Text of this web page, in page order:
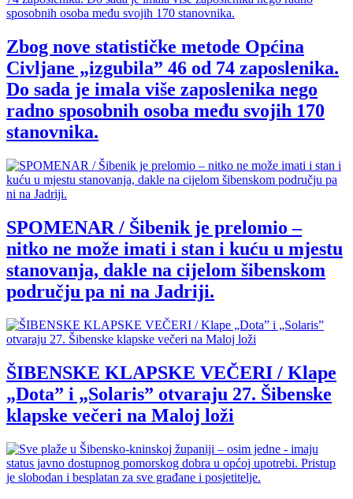
Zbog nove statističke metode Općina
Civljane „izgubila” 46 od 74 zaposlenika.
Do sada je imala više zaposlenika nego
radno sposobnih osoba među svojih 170
stanovnika.
SPOMENAR / Šibenik je prelomio –
nitko ne može imati i stan i kuću u mjestu
stanovanja, dakle na cijelom šibenskom
području pa ni na Jadriji.
ŠIBENSKE KLAPSKE VEČERI / Klape
„Dota” i „Solaris” otvaraju 27. Šibenske
klapske večeri na Maloj loži